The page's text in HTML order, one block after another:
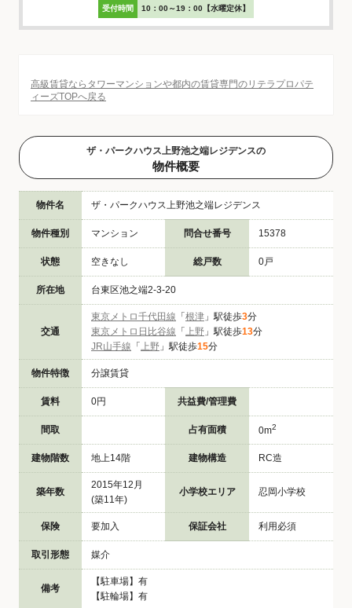
受付時間 10：00～19：00【水曜定休】
高級賃貸ならタワーマンションや都内の賃貸専門のリテラプロパテ
ィーズTOPへ戻る
ザ・パークハウス上野池之端レジデンスの
物件概要
物件名 ザ・パークハウス上野池之端レジデンス
物件種別 マンション 問合せ番号 15378
状態 空きなし 総戸数 0戸
所在地 台東区池之端2-3-20
交通
東京メトロ千代田線 「 根津 」駅徒歩3分
東京メトロ日比谷線 「 上野 」駅徒歩13分
JR山手線 「 上野 」駅徒歩15分
物件特徴 分譲賃貸
賃料 0円 共益費/管理費
間取 占有面積 0m2
建物階数 地上14階 建物構造 RC造
築年数
2015年12月
(築11年)
小学校エリア 忍岡小学校
保険 要加入 保証会社 利用必須
取引形態 媒介
備考
【駐車場】有
【駐輪場】有